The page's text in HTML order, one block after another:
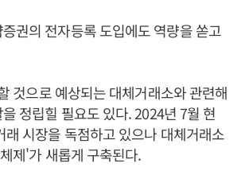
권의 전자등록 도입에도 역량을 쏟고
것으로 예상되는 대체거래소와 관련해
정립힐 필요도 있다. 2024년 7월 현
래 시장을 독점하고 있으나 대체거래소
제'가 새롭게 구축된다.